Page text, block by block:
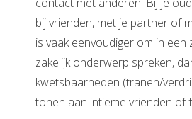
bij vrienden, met je partner of
is vaak eenvoudiger om in een
zakelijk onderwerp spreken,
kwetsbaarheden (tranen/
tonen aan intieme vrienden of